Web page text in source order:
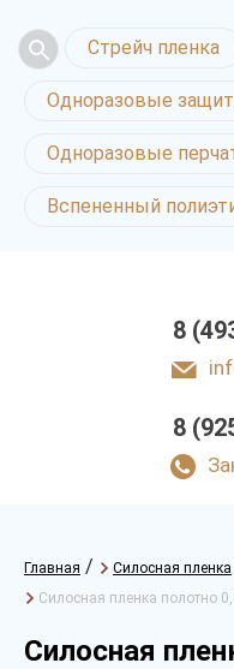
Стрейч пленка
Одноразовые
Одноразовые
Вспененный
8
8
Главная / Силосная пленка
Силосная пленка полотно
Силосная